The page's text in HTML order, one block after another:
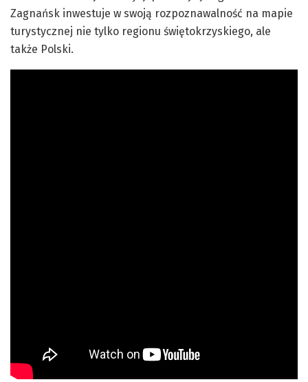
Zagnańsk inwestuje w swoją rozpoznawalność na mapie
turystycznej nie tylko regionu świętokrzyskiego, ale
także Polski.